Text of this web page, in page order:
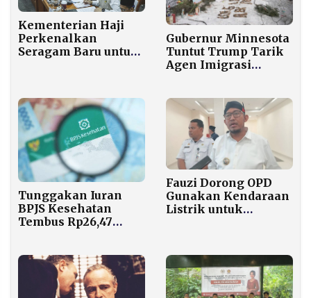
Kementerian Haji
Perkenalkan
Seragam Baru untuk
Gubernur Minnesota
Tuntut Trump Tarik
Agen Imigrasi
Tunggakan Iuran
BPJS Kesehatan
Tembus Rp26,47
Fauzi Dorong OPD
Gunakan Kendaraan
Listrik untuk